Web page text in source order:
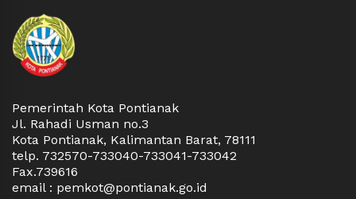
Pemerintah Kota Pontianak
Jl. Rahadi Usman no.3
Kota Pontianak, Kalimantan Barat, 78111
telp. 732570-733040-733041-733042
Fax.739616
email : pemkot@pontianak.go.id